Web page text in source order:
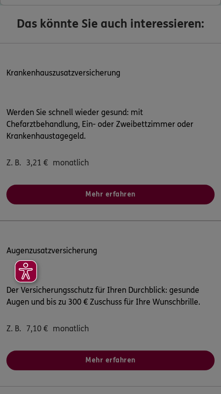
Das könnte Sie auch interessieren:
Krankenhauszusatzversicherung
Werden Sie schnell wieder gesund: mit
Chefarztbehandlung, Ein- oder Zweibettzimmer oder
Krankenhaustagegeld.
Z. B. 3,21 € monatlich
Mehr erfahren
Augenzusatzversicherung
Der Versicherungsschutz für Ihren Durchblick: gesunde
Augen und bis zu 300 € Zuschuss für Ihre Wunschbrille.
Z. B. 7,10 € monatlich
Mehr erfahren